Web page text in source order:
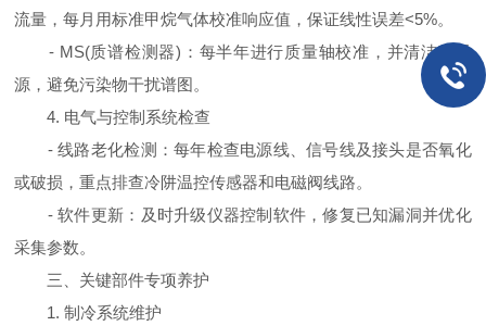
流量，每月用标准甲烷气体校准响应值，保证线性误差<5%。
- MS(质谱检测器)：每半年进行质量轴校准，并清洁离子
源，避免污染物干扰谱图。
4. 电气与控制系统检查
- 线路老化检测：每年检查电源线、信号线及接头是否氧化
或破损，重点排查冷阱温控传感器和电磁阀线路。
- 软件更新：及时升级仪器控制软件，修复已知漏洞并优化
采集参数。
三、关键部件专项养护
1. 制冷系统维护